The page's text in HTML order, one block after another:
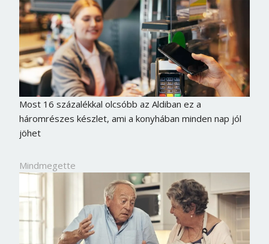
Most 16 százalékkal olcsóbb az Aldiban ez a
háromrészes készlet, ami a konyhában minden nap jól
jöhet
Mindmegette